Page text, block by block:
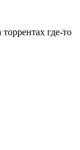
где-то